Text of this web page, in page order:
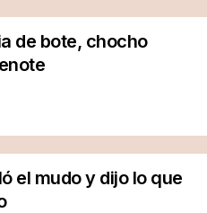
de bote, chocho
el mudo y dijo lo que